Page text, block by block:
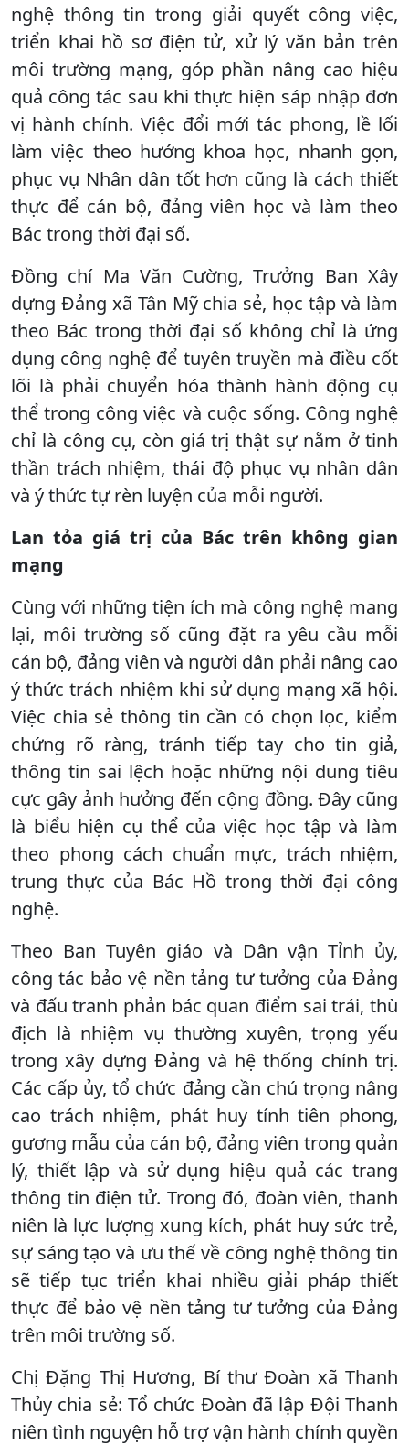
nghệ thông tin trong giải quyết công việc,
triển khai hồ sơ điện tử, xử lý văn bản trên
môi trường mạng, góp phần nâng cao hiệu
quả công tác sau khi thực hiện sáp nhập đơn
vị hành chính. Việc đổi mới tác phong, lề lối
làm việc theo hướng khoa học, nhanh gọn,
phục vụ Nhân dân tốt hơn cũng là cách thiết
thực để cán bộ, đảng viên học và làm theo
Bác trong thời đại số.
Đồng chí Ma Văn Cường, Trưởng Ban Xây
dựng Đảng xã Tân Mỹ chia sẻ, học tập và làm
theo Bác trong thời đại số không chỉ là ứng
dụng công nghệ để tuyên truyền mà điều cốt
lõi là phải chuyển hóa thành hành động cụ
thể trong công việc và cuộc sống. Công nghệ
chỉ là công cụ, còn giá trị thật sự nằm ở tinh
thần trách nhiệm, thái độ phục vụ nhân dân
và ý thức tự rèn luyện của mỗi người.
Lan tỏa giá trị của Bác trên không gian
mạng
Cùng với những tiện ích mà công nghệ mang
lại, môi trường số cũng đặt ra yêu cầu mỗi
cán bộ, đảng viên và người dân phải nâng cao
ý thức trách nhiệm khi sử dụng mạng xã hội.
Việc chia sẻ thông tin cần có chọn lọc, kiểm
chứng rõ ràng, tránh tiếp tay cho tin giả,
thông tin sai lệch hoặc những nội dung tiêu
cực gây ảnh hưởng đến cộng đồng. Đây cũng
là biểu hiện cụ thể của việc học tập và làm
theo phong cách chuẩn mực, trách nhiệm,
trung thực của Bác Hồ trong thời đại công
nghệ.
Theo Ban Tuyên giáo và Dân vận Tỉnh ủy,
công tác bảo vệ nền tảng tư tưởng của Đảng
và đấu tranh phản bác quan điểm sai trái, thù
địch là nhiệm vụ thường xuyên, trọng yếu
trong xây dựng Đảng và hệ thống chính trị.
Các cấp ủy, tổ chức đảng cần chú trọng nâng
cao trách nhiệm, phát huy tính tiên phong,
gương mẫu của cán bộ, đảng viên trong quản
lý, thiết lập và sử dụng hiệu quả các trang
thông tin điện tử. Trong đó, đoàn viên, thanh
niên là lực lượng xung kích, phát huy sức trẻ,
sự sáng tạo và ưu thế về công nghệ thông tin
sẽ tiếp tục triển khai nhiều giải pháp thiết
thực để bảo vệ nền tảng tư tưởng của Đảng
trên môi trường số.
Chị Đặng Thị Hương, Bí thư Đoàn xã Thanh
Thủy chia sẻ: Tổ chức Đoàn đã lập Đội Thanh
niên tình nguyện hỗ trợ vận hành chính quyền